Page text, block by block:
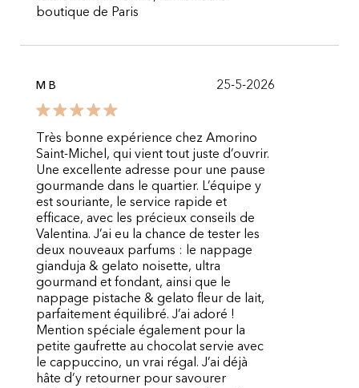
boutique de Paris
M B 25-5-2026
Très bonne expérience chez Amorino
Saint-Michel, qui vient tout juste d’ouvrir.
Une excellente adresse pour une pause
gourmande dans le quartier. L’équipe y
est souriante, le service rapide et
efficace, avec les précieux conseils de
Valentina. J’ai eu la chance de tester les
deux nouveaux parfums : le nappage
gianduja & gelato noisette, ultra
gourmand et fondant, ainsi que le
nappage pistache & gelato fleur de lait,
parfaitement équilibré. J’ai adoré !
Mention spéciale également pour la
petite gaufrette au chocolat servie avec
le cappuccino, un vrai régal. J’ai déjà
hâte d’y retourner pour savourer